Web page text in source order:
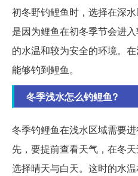
初冬野钓鲤鱼时，选择在深
是因为鲤鱼在初冬季节会进
的水温和较为安全的环境。
能够钓到鲤鱼。
冬季浅水怎么钓鲤鱼?
冬季钓鲤鱼在浅水区域需要
先，要提前查看天气，在冬
选择晴天与白天。这时的水